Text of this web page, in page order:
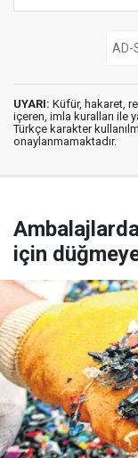
UYARI: Küfür, hakaret,
içeren, imla kuralları ile
Türkçe karakter
onaylanmamaktadır.
için